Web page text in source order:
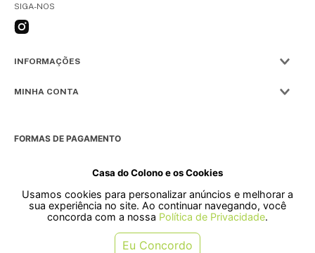
Casa do Colono e os Cookies
Usamos cookies para personalizar anúncios e melhorar a
sua experiência no site. Ao continuar navegando, você
concorda com a nossa Política de Privacidade.
Eu Concordo
SIGA-NOS
INFORMAÇÕES
MINHA CONTA
FORMAS DE PAGAMENTO
SELOS
Rua Pre. Frederico Hardt, 119 - Centro, Indaial - SC, 89080-018